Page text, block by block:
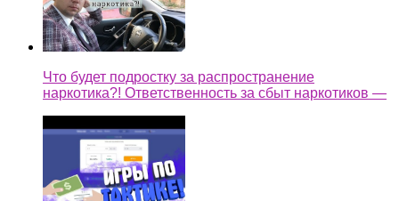
Что будет подростку за распространение
наркотика?! Ответственность за сбыт наркотиков —